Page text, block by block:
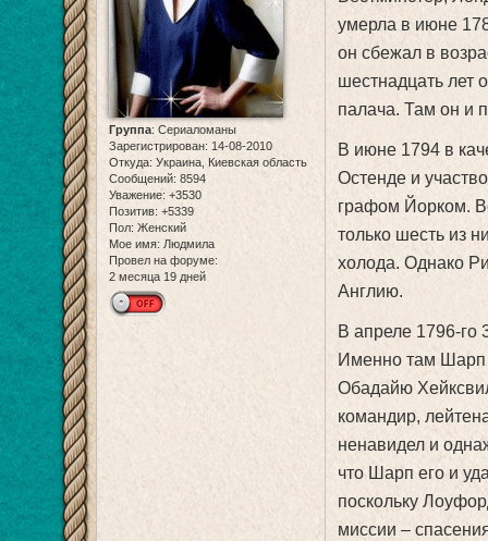
Группа: Сериаломаны
Зарегистрирован: 14-08-2010
Откуда: Украина, Киевская область
Сообщений: 8594
Уважение: +3530
Позитив: +5339
Пол: Женский
Мое имя: Людмила
Провел на форуме:
2 месяца 19 дней
умерла в июне
он сбежал в
шестнадцать лет
палача. Там он и
В июне 1794 в
Остенде и
графом Йорком.
только шесть из
холода. Однако
Англию.
В апреле 1796-го
Именно там Шарп
Обадайю
командир,
ненавидел и
что Шарп его и
поскольку
миссии –